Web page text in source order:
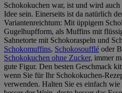
Schokokuchen war, ist und wird
Idee sein. Einerseits ist da natürlich
Variantenreichtum: Mit üppigem
Gugelhupfform, als Muffins mit
Sahnetorte mit Schokoraspeln und
Schokomuffins, Schokosoufflé oder
Schokokuchen ohne Zucker, immer
gute Figur. Den besten Geschmack
wenn Sie für Ihr Schokokuchen-
verwenden. Halten Sie es einfach